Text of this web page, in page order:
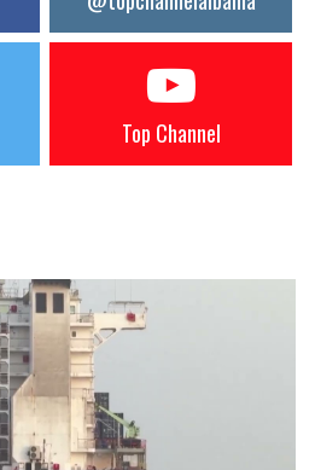
Top Channel